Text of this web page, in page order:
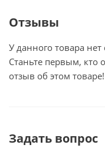
Отзывы
У данного товара нет
Станьте первым, кто
отзыв об этом товаре!
Задать вопрос